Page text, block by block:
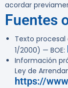
acordar
Fuentes
Texto procesal
1/2000) — BOE:
Información
Ley de
https://